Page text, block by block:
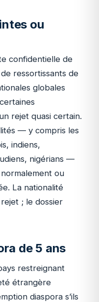
ou
confidentielle de
ressortissants de
globales
rejet quasi certain.
— y compris les
indiens,
nigérians —
ou
La nationalité
; le dossier
de 5 ans
restreignant
étrangère
diaspora s’ils